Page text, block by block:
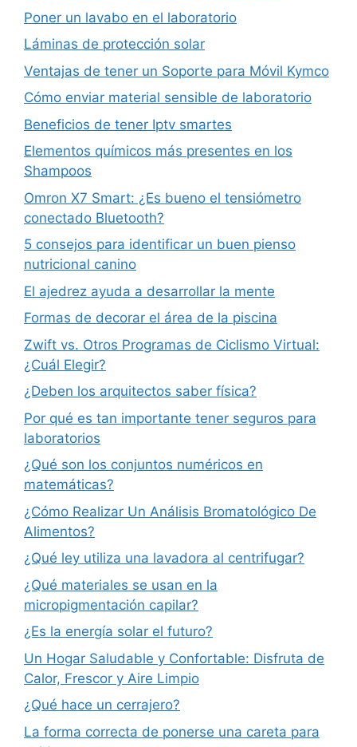
Poner un lavabo en el laboratorio
Láminas de protección solar
Ventajas de tener un Soporte para Móvil Kymco
Cómo enviar material sensible de laboratorio
Beneficios de tener Iptv smartes
Elementos químicos más presentes en los
Shampoos
Omron X7 Smart: ¿Es bueno el tensiómetro
conectado Bluetooth?
5 consejos para identificar un buen pienso
nutricional canino
El ajedrez ayuda a desarrollar la mente
Formas de decorar el área de la piscina
Zwift vs. Otros Programas de Ciclismo Virtual:
¿Cuál Elegir?
¿Deben los arquitectos saber física?
Por qué es tan importante tener seguros para
laboratorios
¿Qué son los conjuntos numéricos en
matemáticas?
¿Cómo Realizar Un Análisis Bromatológico De
Alimentos?
¿Qué ley utiliza una lavadora al centrifugar?
¿Qué materiales se usan en la
micropigmentación capilar?
¿Es la energía solar el futuro?
Un Hogar Saludable y Confortable: Disfruta de
Calor, Frescor y Aire Limpio
¿Qué hace un cerrajero?
La forma correcta de ponerse una careta para